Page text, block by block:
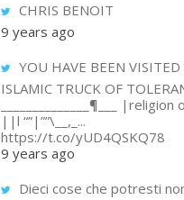
CHRIS BENOIT
9 years ago
YOU HAVE BEEN
ISLAMIC TRUCK OF
______________¶___ |religion
||l “”|””\__,_...
https://t.co/yUD4QSKQ78
9 years ago
Dieci cose che potresti